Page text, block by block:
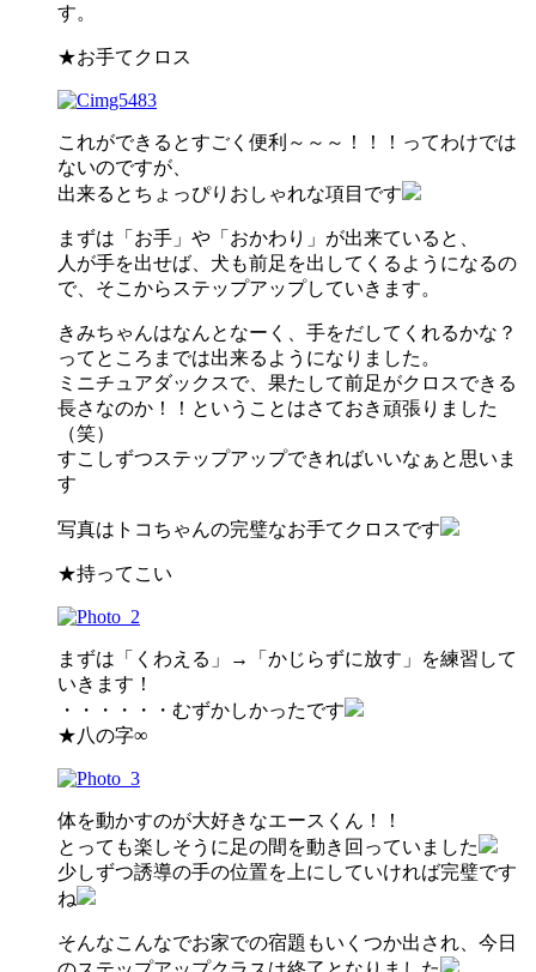
す。
★お手てクロス
これができるとすごく便利～～～！！！ってわけでは
ないのですが、
出来るとちょっぴりおしゃれな項目です
まずは「お手」や「おかわり」が出来ていると、
人が手を出せば、犬も前足を出してくるようになるの
で、そこからステップアップしていきます。
きみちゃんはなんとなーく、手をだしてくれるかな？
ってところまでは出来るようになりました。
ミニチュアダックスで、果たして前足がクロスできる
長さなのか！！ということはさておき頑張りました
（笑）
すこしずつステップアップできればいいなぁと思いま
す
写真はトコちゃんの完璧なお手てクロスです
★持ってこい
まずは「くわえる」→「かじらずに放す」を練習して
いきます！
・・・・・・むずかしかったです
★八の字∞
体を動かすのが大好きなエースくん！！
とっても楽しそうに足の間を動き回っていました
少しずつ誘導の手の位置を上にしていければ完璧です
ね
そんなこんなでお家での宿題もいくつか出され、今日